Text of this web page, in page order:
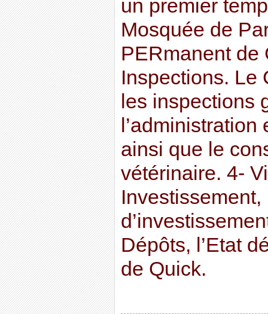
un premier
Mosquée de
PERmanent de
Inspections. Le
les inspections
l’administration
ainsi que le
vétérinaire. 4-
Dépôts, l’Etat
de Quick.